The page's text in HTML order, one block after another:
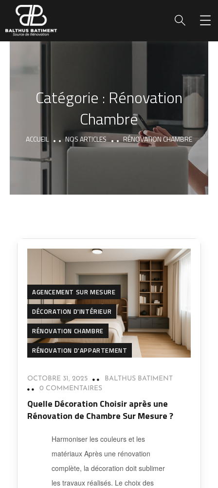
Catégorie : Rénovation
Chambre
ACCUEIL NOS ARTICLES RÉNOVATION CHAMBRE
AGENCEMENT SUR MESURE
DÉCORATION D'INTÉRIEUR
RÉNOVATION CHAMBRE
RÉNOVATION D'APPARTEMENT
OCTOBRE 31, 2025
BALTHUS BATIMENT
0 COMMENTAIRES
Quelle Décoration Choisir après une
Rénovation de Chambre Sur Mesure ?
Harmoniser les couleurs et les
matériaux Après une rénovation
complète, la décoration doit sublimer
les travaux réalisés. Le choix des